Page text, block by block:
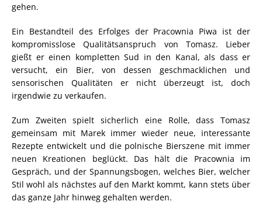
gehen.
Ein Bestandteil des Erfolges der Pracownia Piwa ist der
kompromisslose Qualitätsanspruch von Tomasz. Lieber
gießt er einen kompletten Sud in den Kanal, als dass er
versucht, ein Bier, von dessen geschmacklichen und
sensorischen Qualitäten er nicht überzeugt ist, doch
irgendwie zu verkaufen.
Zum Zweiten spielt sicherlich eine Rolle, dass Tomasz
gemeinsam mit Marek immer wieder neue, interessante
Rezepte entwickelt und die polnische Bierszene mit immer
neuen Kreationen beglückt. Das hält die Pracownia im
Gespräch, und der Spannungsbogen, welches Bier, welcher
Stil wohl als nächstes auf den Markt kommt, kann stets über
das ganze Jahr hinweg gehalten werden.